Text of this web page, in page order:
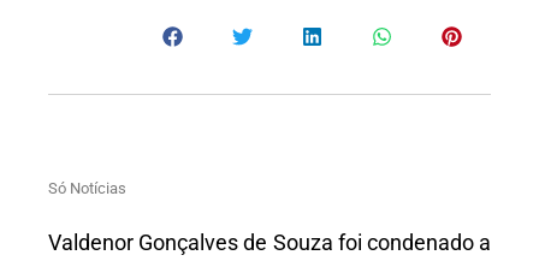
Só Notícias
Valdenor Gonçalves de Souza foi condenado a